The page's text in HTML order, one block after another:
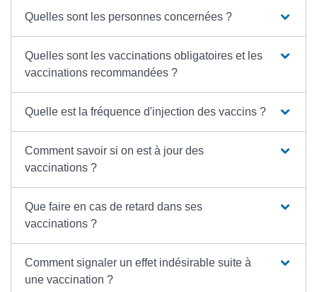
Quelles sont les personnes concernées ?
Quelles sont les vaccinations obligatoires et les
vaccinations recommandées ?
Quelle est la fréquence d'injection des vaccins ?
Comment savoir si on est à jour des
vaccinations ?
Que faire en cas de retard dans ses
vaccinations ?
Comment signaler un effet indésirable suite à
une vaccination ?